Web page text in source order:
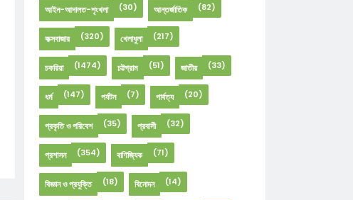
আইন-আদালত-শৃংখলা (30) আন্তর্জাতিক (82)
কক্সবাজার (320) খেলাধুলা (217)
চকরিয়া (1474) চট্টগ্রাম (51) জাতীয় (33)
ধর্ম (147) পর্যটন (7) পার্বত্য (20)
প্রকৃতি ও পরিবেশ (35) প্রবাসী (32)
প্রশাসন (354) বাণিজ্যিক (71)
বিজ্ঞান ও প্রযুক্তি (18) বিনোদন (14)